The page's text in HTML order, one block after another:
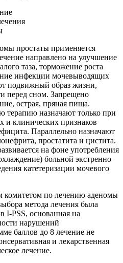
простаты применяется
направлено на улучшение
таза, торможение роста
инфекции мочевыводящих
подвижный образ жизни,
перед сном. Запрещено
острая, пряная пища.
терапию назначают только при
и клинических признаков
Параллельно назначают
простатита и цистита.
на фоне употребления
больной экстренно
катетеризации мочевого
по лечению аденомы
метода лечения была
I-PSS, основанная на
нарушений
баллов до 8 лечение не
и лекарственная
лечение.